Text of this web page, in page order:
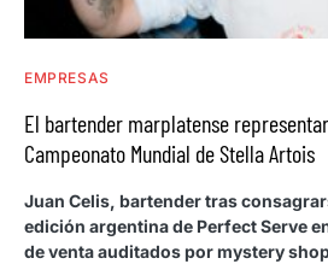
EMPRESAS
El bartender marplatense
Campeonato Mundial de Stella Artois
Juan Celis, bartender tras
edición argentina de Perfect Serve
de venta auditados por mystery